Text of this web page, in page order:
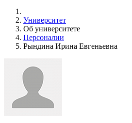
Университет
Об университете
Персоналии
Рындина Ирина Евгеньевна